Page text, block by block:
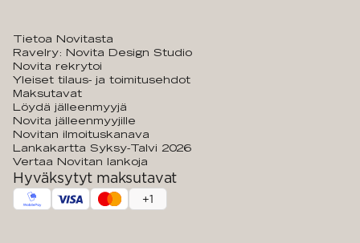
Tietoa Novitasta
Ravelry: Novita Design Studio
Novita rekrytoi
Yleiset tilaus- ja toimitusehdot
Maksutavat
Löydä jälleenmyyjä
Novita jälleenmyyjille
Novitan ilmoituskanava
Lankakartta Syksy-Talvi 2026
Vertaa Novitan lankoja
Hyväksytyt maksutavat
+1